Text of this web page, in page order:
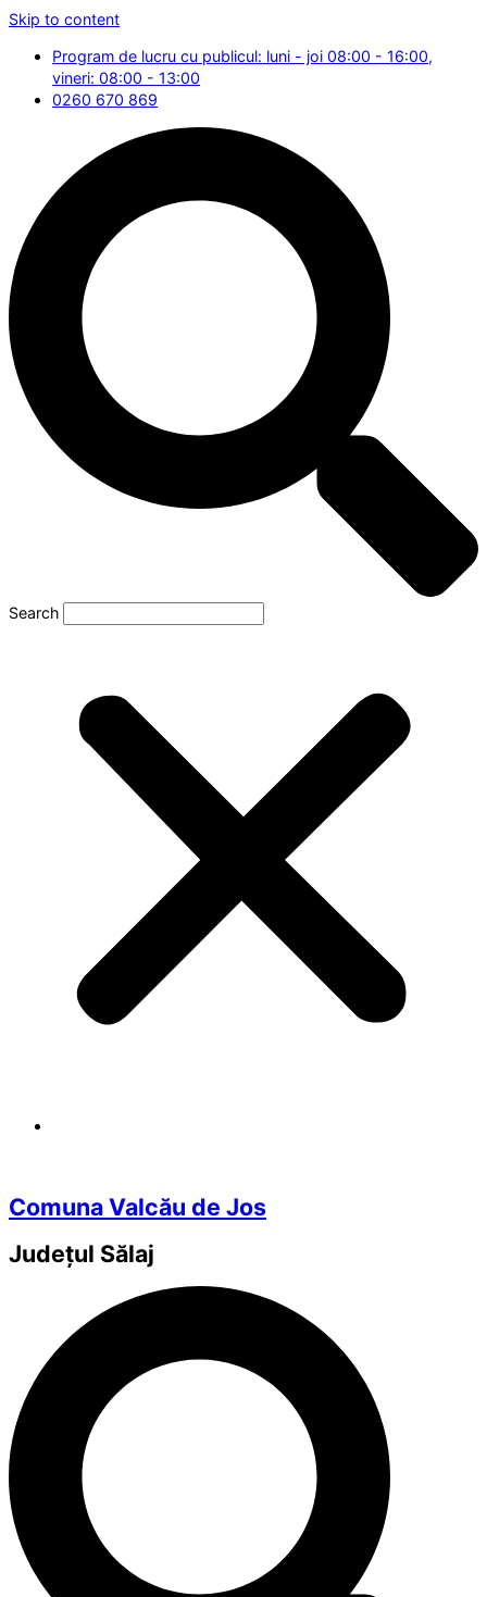
Skip to content
Program de lucru cu publicul: luni - joi 08:00 - 16:00,
vineri: 08:00 - 13:00
0260 670 869
Search
Comuna Valcău de Jos
Județul Sălaj